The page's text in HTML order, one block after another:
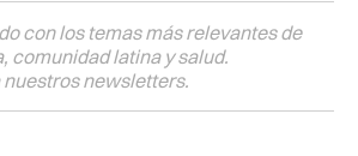
con los temas más relevantes de
comunidad latina y salud.
newsletters.